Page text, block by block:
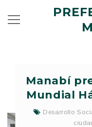
Manabí
Mundial
Desarrollo